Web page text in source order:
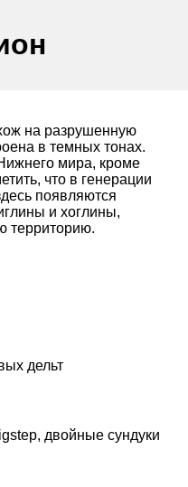
на разрушенную
в темных тонах.
мира, кроме
что в генерации
появляются
и хоглины,
территорию.
дельт
двойные сундуки